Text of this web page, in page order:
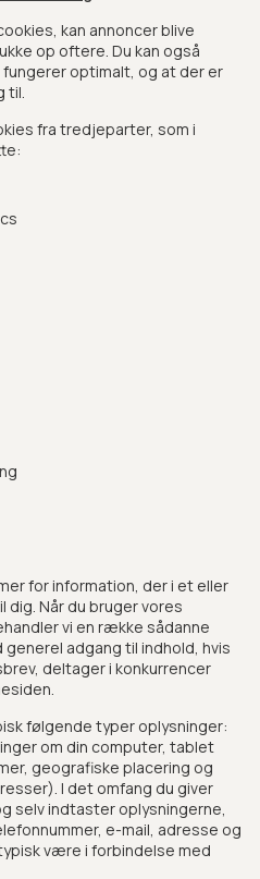
kan annoncer blive
op oftere. Du kan også
optimalt, og at der er
til.
fra tredjeparter, som i
for information, der i et eller
dig. Når du bruger vores
vi en række sådanne
adgang til indhold, hvis
deltager i konkurrencer
følgende typer oplysninger:
om din computer, tablet
geografiske placering og
I det omfang du giver
selv indtaster oplysningerne,
e-mail, adresse og
være i forbindelse med